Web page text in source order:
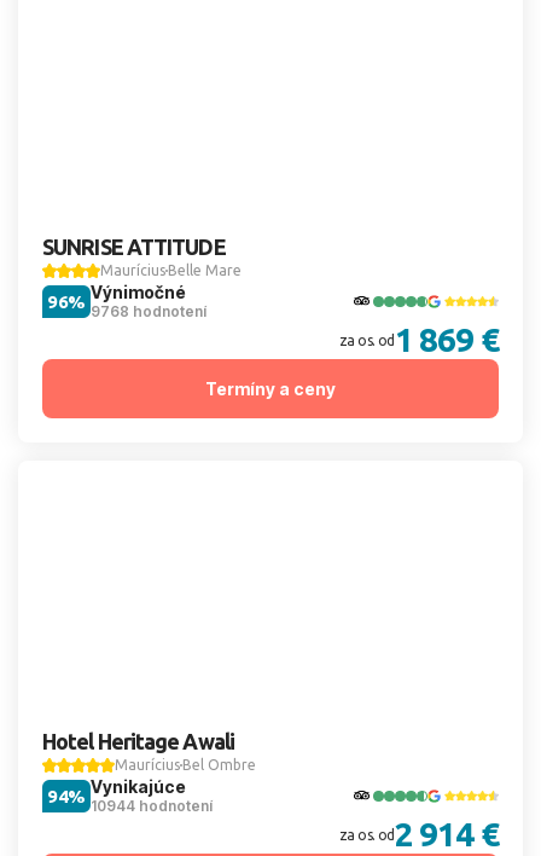
SUNRISE ATTITUDE
Maurícius Belle Mare
Výnimočné
9768 hodnotení
96%
za os. od 1 869 €
Termíny a ceny
Hotel Heritage Awali
Maurícius Bel Ombre
Vynikajúce
10944 hodnotení
94%
za os. od2 914 €